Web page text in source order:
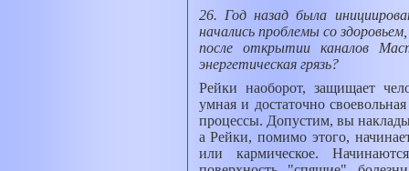
26. Год назад была
начались проблемы со
после открытии каналов
энергетическая грязь?
Рейки наоборот, защищает
умная и достаточно
процессы. Допустим, вы
а Рейки, помимо этого,
или кармическое.